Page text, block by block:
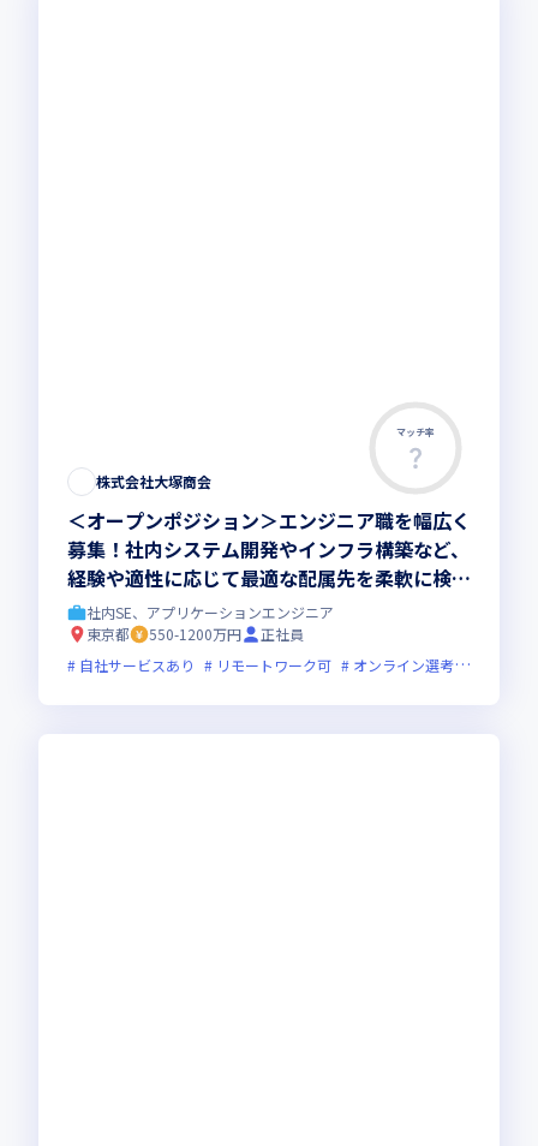
マッチ率
株式会社大塚商会
＜オープンポジション＞エンジニア職を幅広く
募集！社内システム開発やインフラ構築など、
経験や適性に応じて最適な配属先を柔軟に検討
し、ITで課題解決を推進しませんか
社内SE、アプリケーションエンジニア
東京都
550-1200万円
正社員
自社サービスあり
リモートワーク可 オンライン選考可